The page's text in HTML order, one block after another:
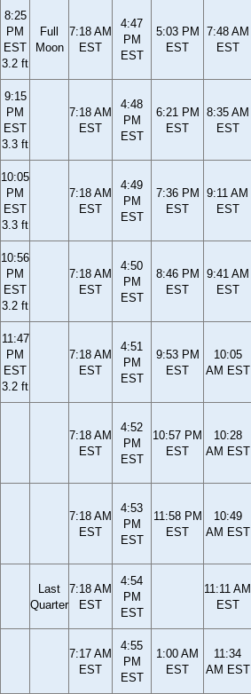
8:25
PM
EST
3.2 ft
Full
Moon
7:18 AM
EST
4:47
PM
EST
5:03 PM
EST
7:48 AM
EST
9:15
PM
EST
3.3 ft
7:18 AM
EST
4:48
PM
EST
6:21 PM
EST
8:35 AM
EST
10:05
PM
EST
3.3 ft
7:18 AM
EST
4:49
PM
EST
7:36 PM
EST
9:11 AM
EST
10:56
PM
EST
3.2 ft
7:18 AM
EST
4:50
PM
EST
8:46 PM
EST
9:41 AM
EST
11:47
PM
EST
3.2 ft
7:18 AM
EST
4:51
PM
EST
9:53 PM
EST
10:05
AM EST
7:18 AM
EST
4:52
PM
EST
10:57 PM
EST
10:28
AM EST
7:18 AM
EST
4:53
PM
EST
11:58 PM
EST
10:49
AM EST
Last
Quarter
7:18 AM
EST
4:54
PM
EST
11:11 AM
EST
7:17 AM
EST
4:55
PM
EST
1:00 AM
EST
11:34
AM EST